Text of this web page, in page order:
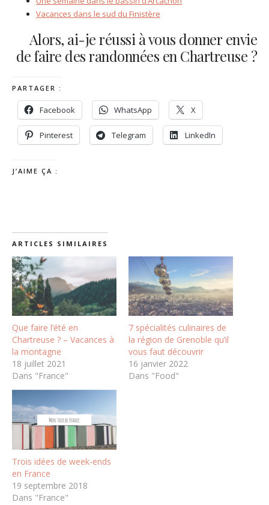
Vacances dans le sud du Finistère
Alors, ai-je réussi à vous donner envie
de faire des randonnées en Chartreuse ?
PARTAGER :
Facebook WhatsApp X
Pinterest Telegram LinkedIn
J’AIME ÇA :
ARTICLES SIMILAIRES
Que faire l’été en
Chartreuse ? – Vacances à
la montagne
18 juillet 2021
Dans "France"
7 spécialités culinaires de
la région de Grenoble qu’il
vous faut découvrir
16 janvier 2022
Dans "Food"
Trois idées de week-ends
en France
19 septembre 2018
Dans "France"